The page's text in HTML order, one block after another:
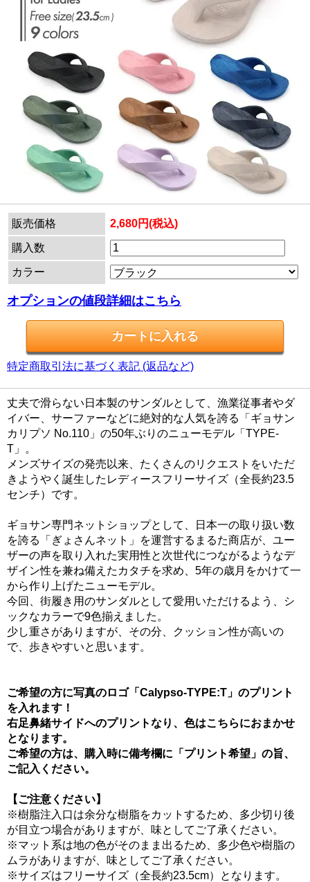
販売価格 2,680円(税込)
購入数
カラー
オプションの値段詳細はこちら
特定商取引法に基づく表記 (返品など)
丈夫で滑らない日本製のサンダルとして、漁業従事者やダ
イバー、サーファーなどに絶対的な人気を誇る「ギョサン
カリプソ No.110」の50年ぶりのニューモデル「TYPE-
T」。
メンズサイズの発売以来、たくさんのリクエストをいただ
きようやく誕生したレディースフリーサイズ（全長約23.5
センチ）です。
ギョサン専門ネットショップとして、日本一の取り扱い数
を誇る「ぎょさんネット」を運営するまるた商店が、ユー
ザーの声を取り入れた実用性と次世代につながるようなデ
ザイン性を兼ね備えたカタチを求め、5年の歳月をかけて一
から作り上げたニューモデル。
今回、街履き用のサンダルとして愛用いただけるよう、シ
ックなカラーで9色揃えました。
少し重さがありますが、その分、クッション性が高いの
で、歩きやすいと思います。
ご希望の方に写真のロゴ「Calypso-TYPE:T」のプリント
を入れます！
右足鼻緒サイドへのプリントなり、色はこちらにおまかせ
となります。
ご希望の方は、購入時に備考欄に「プリント希望」の旨、
ご記入ください。
【ご注意ください】
※樹脂注入口は余分な樹脂をカットするため、多少切り後
が目立つ場合がありますが、味としてご了承ください。
※マット系は地の色がそのまま出るため、多少色や樹脂の
ムラがありますが、味としてご了承ください。
※サイズはフリーサイズ（全長約23.5cm）となります。